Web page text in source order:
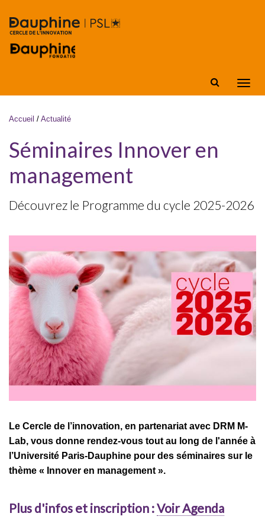
Vous êtes ici
Accueil / Actualité
Séminaires Innover en
management
Découvrez le Programme du cycle 2025-2026
Le Cercle de l’innovation, en partenariat avec DRM M-
Lab, vous donne rendez-vous tout au long de l'année à
l’Université Paris-Dauphine pour des séminaires sur le
thème « Innover en management ».
​Plus d'infos et inscription :Voir Agenda